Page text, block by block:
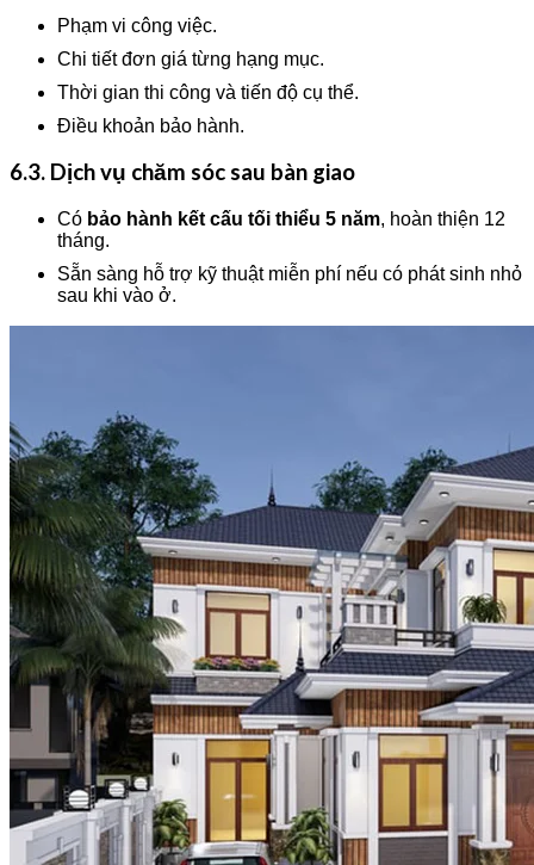
Phạm vi công việc.
Chi tiết đơn giá từng hạng mục.
Thời gian thi công và tiến độ cụ thể.
Điều khoản bảo hành.
6.3. Dịch vụ chăm sóc sau bàn giao
Có bảo hành kết cấu tối thiểu 5 năm, hoàn thiện 12
tháng.
Sẵn sàng hỗ trợ kỹ thuật miễn phí nếu có phát sinh nhỏ
sau khi vào ở.